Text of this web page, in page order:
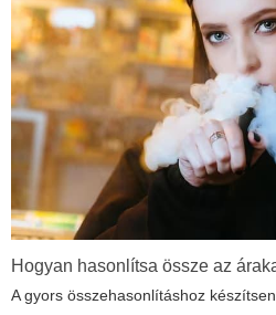
Hogyan hasonlítsa össze az
A gyors összehasonlításhoz